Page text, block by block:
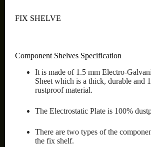
FIX SHELVE
Component Shelves Specification
It is made of 1.5 mm Electro-
Sheet which is a thick, durable and
rustproof material.
The Electrostatic Plate is 100%
There are two types of the
the fix shelf.